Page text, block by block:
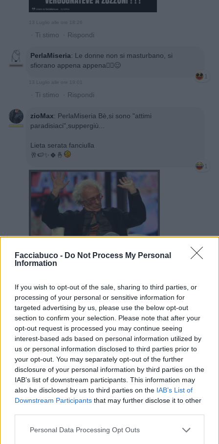
Facciabuco - Do Not Process My Personal
Information
If you wish to opt-out of the sale, sharing to third parties, or
processing of your personal or sensitive information for
targeted advertising by us, please use the below opt-out
section to confirm your selection. Please note that after your
opt-out request is processed you may continue seeing
interest-based ads based on personal information utilized by
us or personal information disclosed to third parties prior to
your opt-out. You may separately opt-out of the further
disclosure of your personal information by third parties on the
IAB’s list of downstream participants. This information may
also be disclosed by us to third parties on the IAB’s List of
Downstream Participants that may further disclose it to other
Personal Data Processing Opt Outs
· Ti stimo · Rispondi
PerlaMiseria: Le donne non si masturbano, si
sfiorano appena appena🙂‍↔️😌
1
13 Luglio alle ore 19:01
· Ti stimo · Rispondi
zioMax: PerlaMiseria Bè,si sono "attimi
paradisiaci",suppergiù...
Lieta serata fanciulla
🥂🍉✨️🍀🤞
1
·Ti stimo· Rispondi
SilvytheBest: Buona serata picciotto
🤗🤗😘😘
2
13 Luglio alle ore 19:14
Ti stimo ·Rispondi
zioMax
SilvytheBest Lieta serata a te,piccere'
(piccola 🌟)